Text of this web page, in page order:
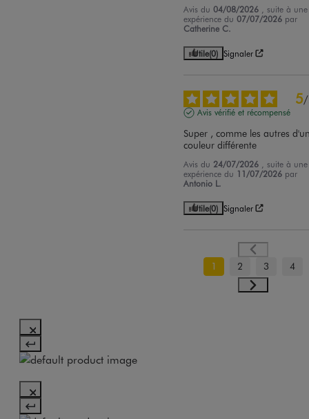
Avis du04/08/2026
, suite à une
expérience du07/07/2026 par
Catherine C.
Utile(0) Signaler
5/
Avis vérifié et récompensé
Super , comme les autres
couleur différente
Avis du 24/07/2026
, suite à une
expérience du 11/07/2026 par
Antonio L.
Utile(0) Signaler
1 2 3 4